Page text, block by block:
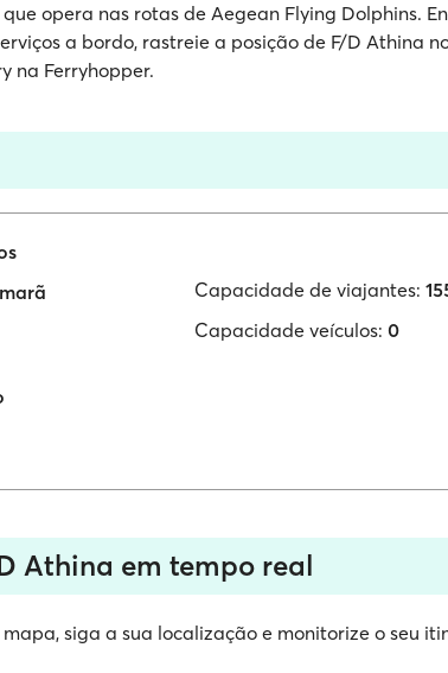
opera nas rotas de Aegean Flying Dolphins.
a bordo, rastreie a posição de F/D Athina
na Ferryhopper.
Capacidade de viajantes:
Capacidade veículos: 0
Athina em tempo real
siga a sua localização e monitorize o seu